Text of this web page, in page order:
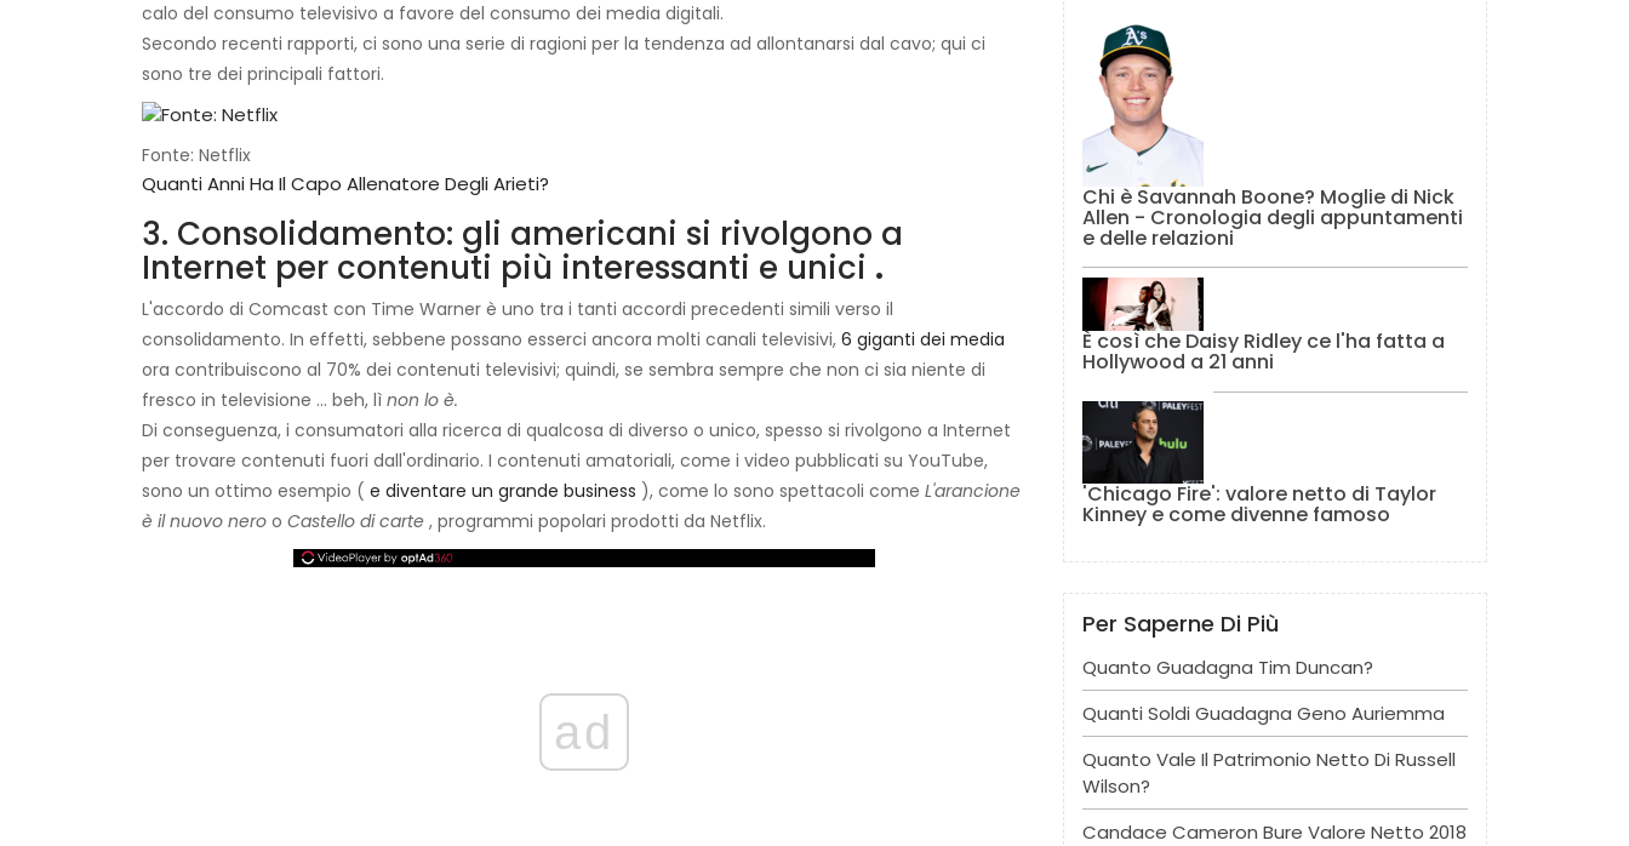
calo del consumo televisivo a favore del consumo dei media digitali.
Secondo recenti rapporti, ci sono una serie di ragioni per la tendenza ad allontanarsi dal cavo; qui ci
sono tre dei principali fattori.
Fonte: Netflix
Quanti Anni Ha Il Capo Allenatore Degli Arieti?
3. Consolidamento: gli americani si rivolgono a
Internet per contenuti più interessanti e unici .
L'accordo di Comcast con Time Warner è uno tra i tanti accordi precedenti simili verso il
consolidamento. In effetti, sebbene possano esserci ancora molti canali televisivi, 6 giganti dei media
ora contribuiscono al 70% dei contenuti televisivi; quindi, se sembra sempre che non ci sia niente di
fresco in televisione ... beh, lì non lo è.
Di conseguenza, i consumatori alla ricerca di qualcosa di diverso o unico, spesso si rivolgono a Internet
per trovare contenuti fuori dall'ordinario. I contenuti amatoriali, come i video pubblicati su YouTube,
sono un ottimo esempio ( e diventare un grande business ), come lo sono spettacoli come L'arancione
è il nuovo nero o Castello di carte , programmi popolari prodotti da Netflix.
ad
Chi è Savannah Boone? Moglie di Nick
Allen - Cronologia degli appuntamenti
e delle relazioni
È così che Daisy Ridley ce l'ha fatta a
Hollywood a 21 anni
'Chicago Fire': valore netto di Taylor
Kinney e come divenne famoso
Per Saperne Di Più
Quanto Guadagna Tim Duncan?
Quanti Soldi Guadagna Geno Auriemma
Quanto Vale Il Patrimonio Netto Di Russell
Wilson?
Candace Cameron Bure Valore Netto 2018